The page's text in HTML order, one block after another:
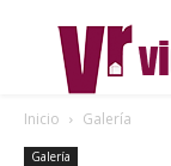
Inicio Galería
Galería